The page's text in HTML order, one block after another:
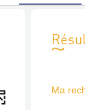
Ma